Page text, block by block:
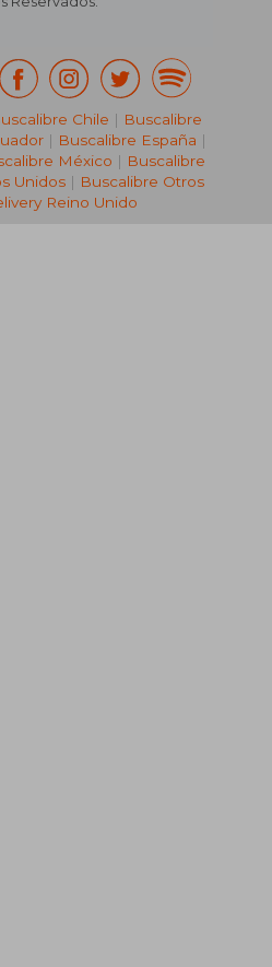
Chile | Buscalibre
| Buscalibre España |
México | Buscalibre
Unidos| Buscalibre Otros
Reino Unido